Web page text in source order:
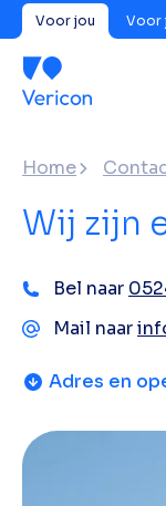
Voor jou Voor
Home
Wij zijn
Bel naar
Mail naar
Adres en